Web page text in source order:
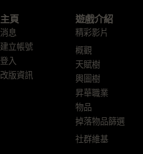
主頁
消息
建立帳號
登入
改版資訊
遊戲介紹
精彩影片
概觀
天賦樹
輿圖樹
昇華職業
物品
掉落物品篩選
社群維基